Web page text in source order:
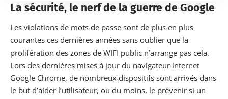
La sécurité, le nerf de la guerre de Google
Les violations de mots de passe sont de plus en plus
courantes ces dernières années sans oublier que la
prolifération des zones de WIFI public n’arrange pas cela.
Lors des dernières mises à jour du navigateur internet
Google Chrome, de nombreux dispositifs sont arrivés dans
le but d’aider l’utilisateur, ou du moins, le prévenir si un